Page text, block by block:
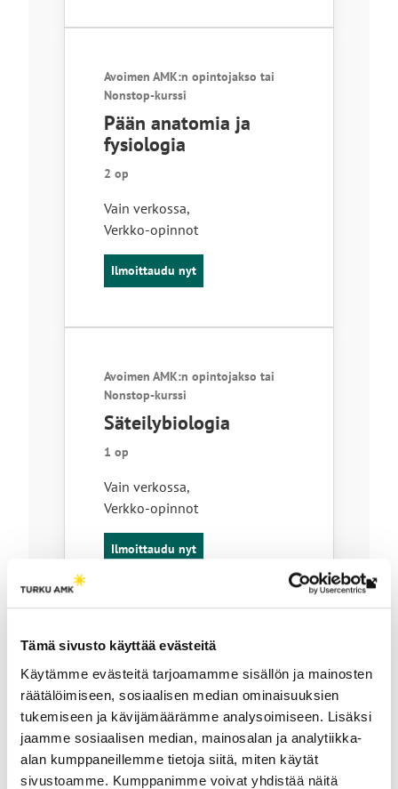
Tämä sivusto käyttää evästeitä
Käytämme evästeitä tarjoamamme sisällön ja mainosten
räätälöimiseen, sosiaalisen median ominaisuuksien
tukemiseen ja kävijämäärämme analysoimiseen. Lisäksi
jaamme sosiaalisen median, mainosalan ja analytiikka-
alan kumppaneillemme tietoja siitä, miten käytät
sivustoamme. Kumppanimme voivat yhdistää näitä
Avoimen AMK:n opintojakso tai
Nonstop-kurssi
Pään anatomia ja
fysiologia
2 op
Vain verkossa,
Verkko-opinnot
Ilmoittaudu nyt
Avoimen AMK:n opintojakso tai
Nonstop-kurssi
Säteilybiologia
1 op
Vain verkossa,
Verkko-opinnot
Ilmoittaudu nyt
Avoimen AMK:n opintojakso tai
Nonstop-kurssi
Kehitysbiologia
2 op
Vain verkossa,